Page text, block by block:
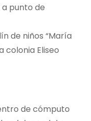
a punto de
de niños “María
colonia Eliseo
de cómputo